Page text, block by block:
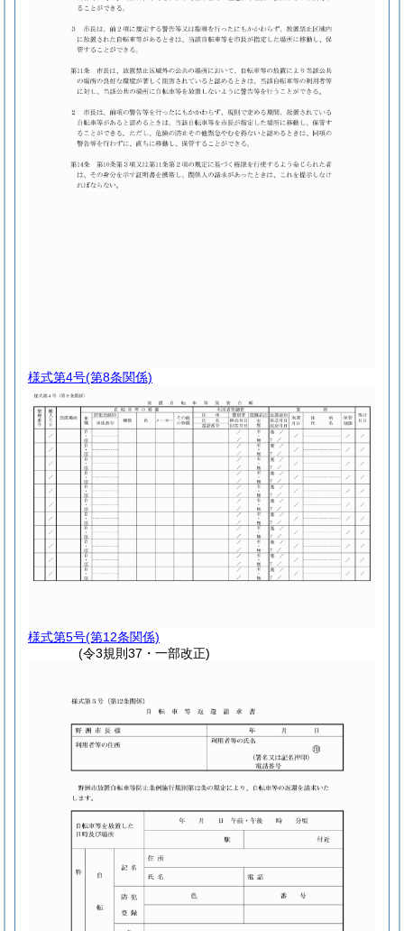
様式第4号(第8条関係)
様式第5号(第12条関係)
(令3規則37・一部改正)